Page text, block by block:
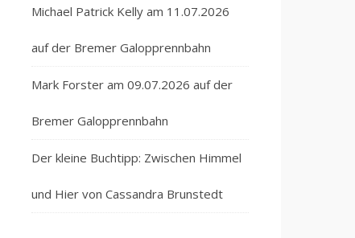
Michael Patrick Kelly am 11.07.2026
auf der Bremer Galopprennbahn
Mark Forster am 09.07.2026 auf der
Bremer Galopprennbahn
Der kleine Buchtipp: Zwischen Himmel
und Hier von Cassandra Brunstedt